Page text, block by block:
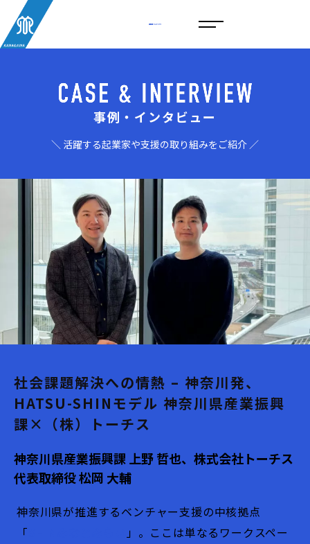
事例・インタビュー
＼ 活躍する起業家や支援の取り組みをご紹介 ／
社会課題解決への情熱 – 神奈川発、
HATSU-SHINモデル 神奈川県産業振興
課×（株）トーチス
神奈川県産業振興課 上野 哲也、株式会社トーチス
代表取締役 松岡 大輔
神奈川県が推進するベンチャー支援の中核拠点
「
」。ここは単なるワークスペー